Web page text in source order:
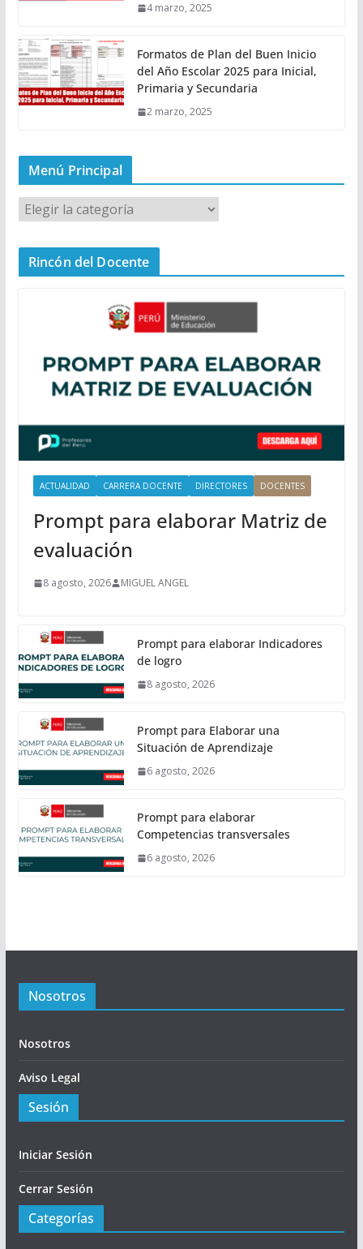
4 marzo, 2025
Formatos de Plan del Buen Inicio
del Año Escolar 2025 para Inicial,
Primaria y Secundaria
2 marzo, 2025
Menú Principal
M
n
a
Rincón del Docente
ACTUALIDAD CARRERA DOCENTE DIRECTORES DOCENTES
Prompt para elaborar Matriz de
evaluación
8 agosto, 2026 MIGUEL ANGEL
Prompt para elaborar Indicadores
de logro
8 agosto, 2026
Prompt para Elaborar una
Situación de Aprendizaje
6 agosto, 2026
Prompt para elaborar
Competencias transversales
6 agosto, 2026
Nosotros
Nosotros
Aviso Legal
Sesión
Iniciar Sesión
Cerrar Sesión
Categorías